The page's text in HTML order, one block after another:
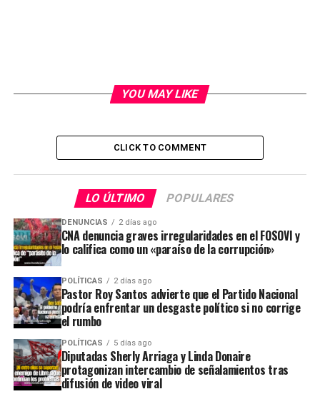
YOU MAY LIKE
CLICK TO COMMENT
LO ÚLTIMO POPULARES
DENUNCIAS 2 días ago
CNA denuncia graves irregularidades en el FOSOVI y
lo califica como un «paraíso de la corrupción»
POLÍTICAS 2 días ago
Pastor Roy Santos advierte que el Partido Nacional
podría enfrentar un desgaste político si no corrige
el rumbo
POLÍTICAS 5 días ago
Diputadas Sherly Arriaga y Linda Donaire
protagonizan intercambio de señalamientos tras
difusión de video viral